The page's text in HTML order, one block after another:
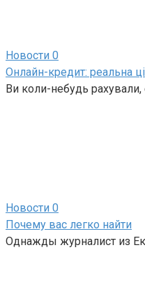
Новости 0
Онлайн-кредит: реальна
Ви коли-небудь рахували,
Новости 0
Почему вас легко найти
Однажды журналист из